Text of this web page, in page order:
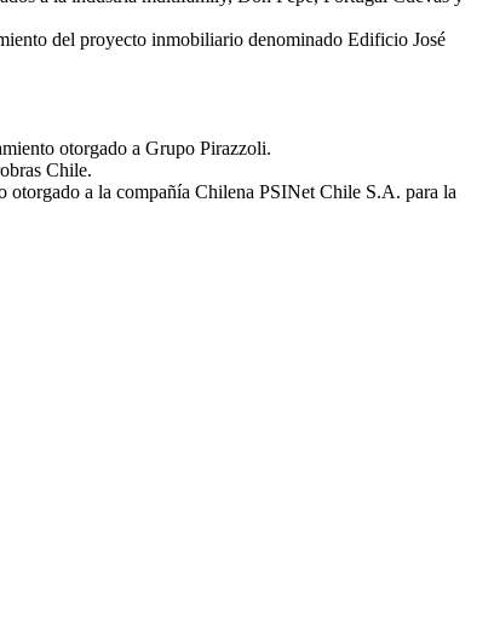
del proyecto inmobiliario denominado Edificio José
otorgado a Grupo Pirazzoli.
Chile.
a la compañía Chilena PSINet Chile S.A. para la